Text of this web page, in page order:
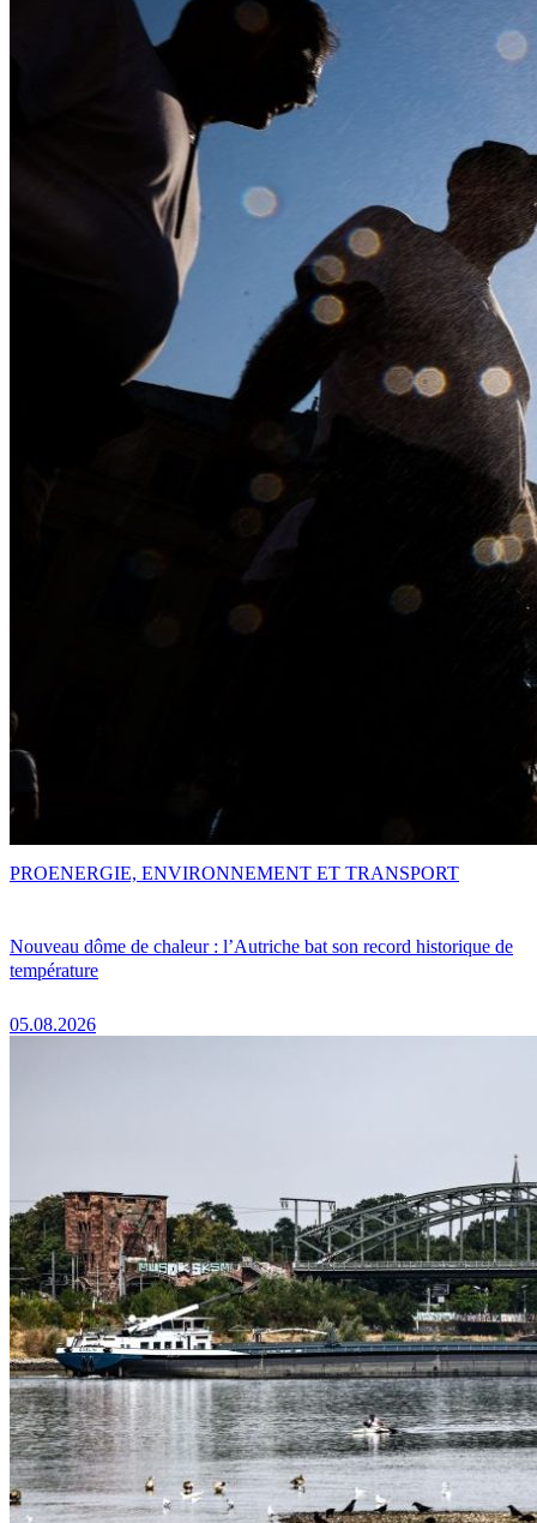
Nouveau dôme de chaleur : l’Autriche bat son record historique de
température
05.08.2026
PROENERGIE, ENVIRONNEMENT ET TRANSPORT